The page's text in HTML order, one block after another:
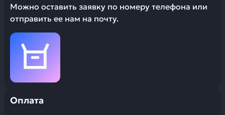
Можно оставить заявку по номеру телефона или
отправить ее нам на почту.
Оплата